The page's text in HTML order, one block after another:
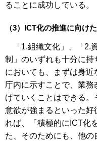
ることに成功している。
（3）ICT化の推進に向け
「1.組織文化」、「2.
制」のいずれも十分に
においても、まずは身
庁内に示すことで、業
げていくことはできる
意欲が強まるといった好
れば、「積極的にICT化
た、そのためにも、他